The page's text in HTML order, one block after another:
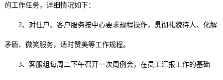
的工作任务，详细情况如下：
2、对住户、客户服务按中心要求规程操作，贯彻礼貌待人、化解
矛盾、微笑服务，适时赞美等工作规程。
3、客服组每周二下午召开一次周例会，在员工汇报工作的基础